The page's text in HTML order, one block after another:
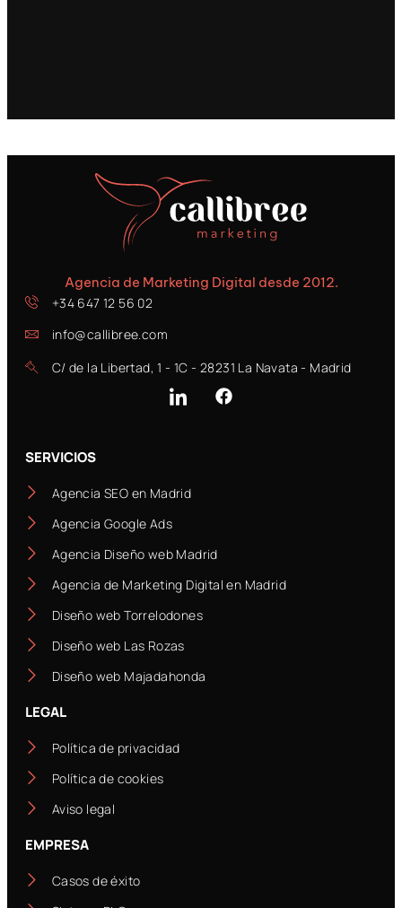
Agencia de Marketing Digital desde 2012.
+34 647 12 56 02
info@callibree.com
C/ de la Libertad, 1 - 1C - 28231 La Navata - Madrid
SERVICIOS
Agencia SEO en Madrid
Agencia Google Ads
Agencia Diseño web Madrid
Agencia de Marketing Digital en Madrid
Diseño web Torrelodones
Diseño web Las Rozas
Diseño web Majadahonda
LEGAL
Política de privacidad
Política de cookies
Aviso legal
EMPRESA
Casos de éxito